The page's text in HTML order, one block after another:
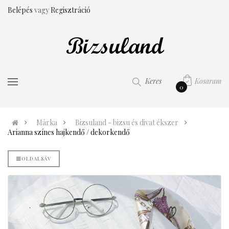
Belépés vagyRegisztráció
Kosaram
0
Keres
Márka
Bizsuland - bizsu és divat ékszer
Arianna színes hajkendő / dekorkendő
OLDALSÁV